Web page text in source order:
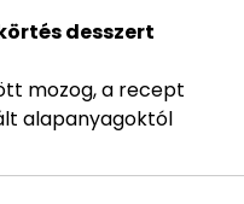
desszert
mozog, a recept
alapanyagoktól